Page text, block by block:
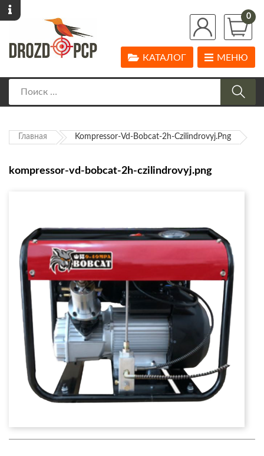
0
МЕНЮ
КАТАЛОГ
Главная Kompressor-Vd-Bobcat-2h-Czilindrovyj.png
kompressor-vd-bobcat-2h-czilindrovyj.png